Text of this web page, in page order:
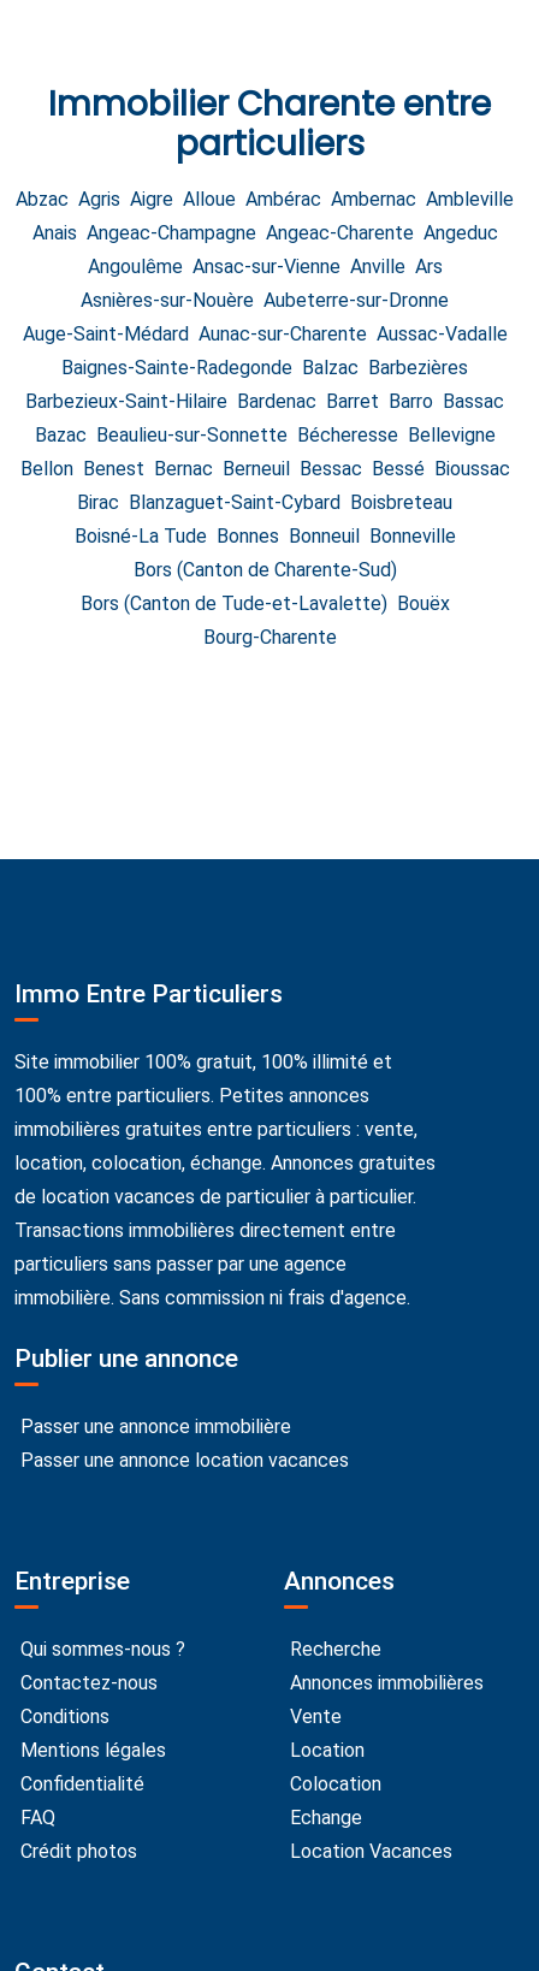
ImmobilierCharenteentre
particuliers
Abzac Agris Aigre Alloue Ambérac Ambernac Ambleville
Anais Angeac-Champagne Angeac-Charente Angeduc
Angoulême Ansac-sur-Vienne Anville Ars
Asnières-sur-Nouère Aubeterre-sur-Dronne
Auge-Saint-Médard Aunac-sur-Charente Aussac-Vadalle
Baignes-Sainte-Radegonde Balzac Barbezières
Barbezieux-Saint-Hilaire Bardenac Barret Barro Bassac
Bazac Beaulieu-sur-Sonnette Bécheresse Bellevigne
Bellon Benest Bernac Berneuil Bessac Bessé Bioussac
Birac Blanzaguet-Saint-Cybard Boisbreteau
Boisné-La Tude Bonnes Bonneuil Bonneville
Bors (Canton de Charente-Sud)
Bors (Canton de Tude-et-Lavalette) Bouëx
Bourg-Charente
Immo Entre Particuliers
Site immobilier 100% gratuit, 100% illimité et
100% entre particuliers. Petites annonces
immobilières gratuites entre particuliers : vente,
location, colocation, échange. Annonces gratuites
de location vacances de particulier à particulier.
Transactions immobilières directement entre
particuliers sans passer par une agence
immobilière. Sans commission ni frais d'agence.
Publier une annonce
Passer une annonce immobilière
Passer une annonce location vacances
Entreprise
Qui sommes-nous ?
Contactez-nous
Conditions
Mentions légales
Confidentialité
FAQ
Crédit photos
Annonces
Recherche
Annonces immobilières
Vente
Location
Colocation
Echange
Location Vacances